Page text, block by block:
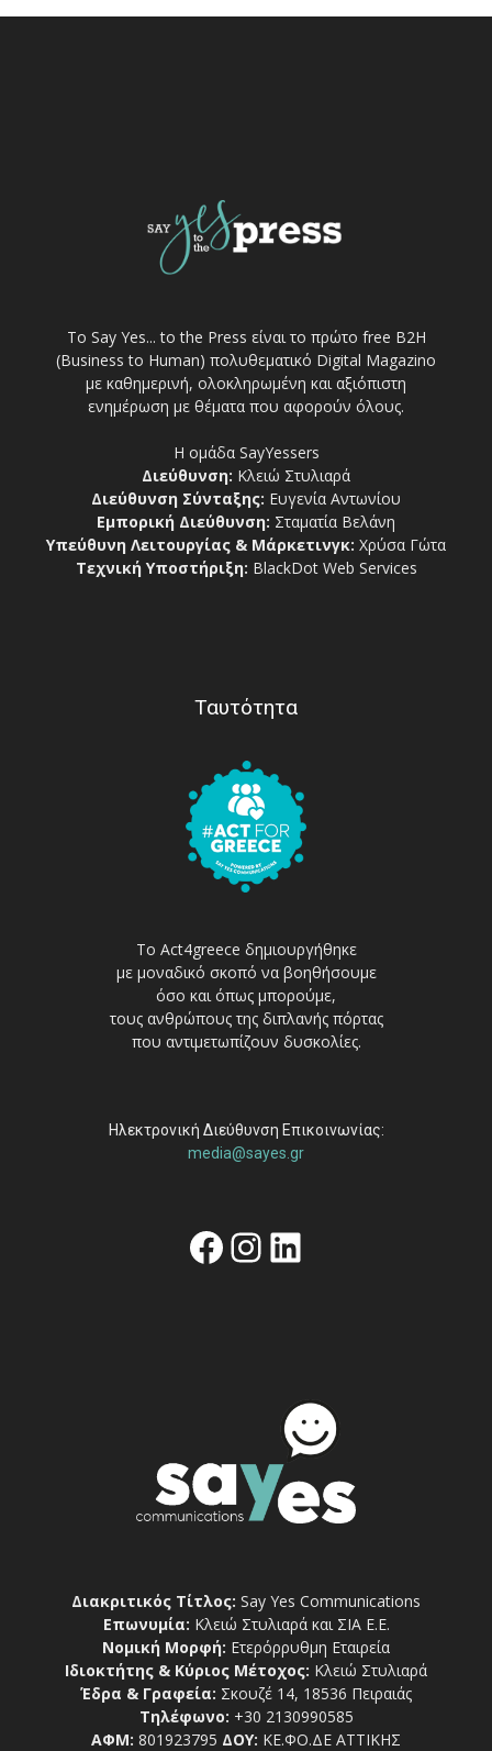
Το Say Yes... to the Press είναι το πρώτο free Β2Η
(Business to Human) πολυθεματικό Digital Magazino
με καθημερινή, ολοκληρωμένη και αξιόπιστη
ενημέρωση με θέματα που αφορούν όλους.
Η ομάδα SayYessers
Διεύθυνση: Κλειώ Στυλιαρά
Διεύθυνση Σύνταξης: Ευγενία Αντωνίου
Εμπορική Διεύθυνση: Σταματία Βελάνη
Υπεύθυνη Λειτουργίας & Μάρκετινγκ: Χρύσα Γώτα
Τεχνική Υποστήριξη: BlackDot Web Services
Ταυτότητα
Το Act4greece δημιουργήθηκε
με μοναδικό σκοπό να βοηθήσουμε
όσο και όπως μπορούμε,
τους ανθρώπους της διπλανής πόρτας
που αντιμετωπίζουν δυσκολίες.
Ηλεκτρονική Διεύθυνση Επικοινωνίας:
media@sayes.gr
Facebook
Instagram
Linkedin
Διακριτικός Τίτλος: Say Yes Communications
Επωνυμία: Κλειώ Στυλιαρά και ΣΙΑ Ε.Ε.
Νομική Μορφή: Ετερόρρυθμη Εταιρεία
Ιδιοκτήτης & Κύριος Μέτοχος: Κλειώ Στυλιαρά
Έδρα & Γραφεία: Σκουζέ 14, 18536 Πειραιάς
Τηλέφωνο: +30 2130990585
ΑΦΜ: 801923795 ΔΟΥ: ΚΕ.ΦΟ.ΔΕ ΑΤΤΙΚΗΣ